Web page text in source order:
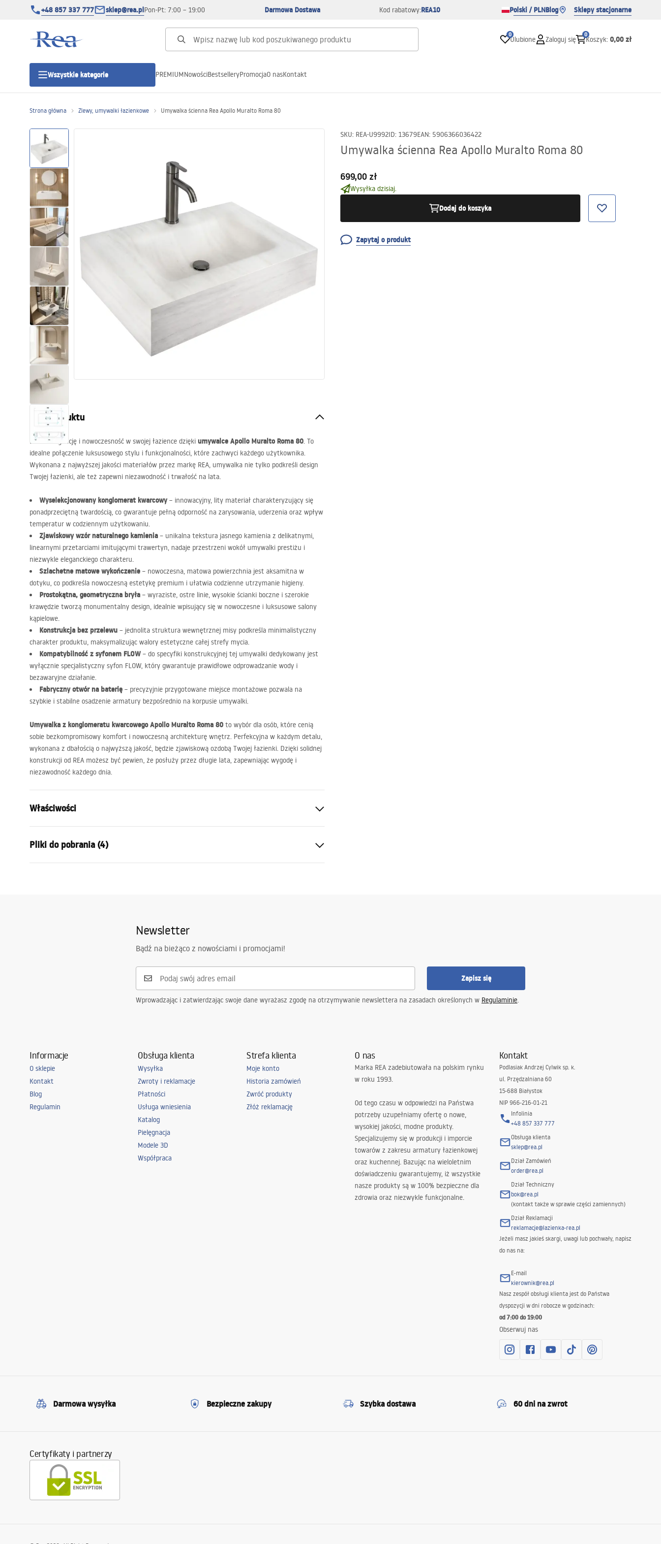
+48 857 337 777 sklep@rea.plPon-Pt: 7:00 – 19:00 Darmowa Dostawa Kod rabatowy:REA10 Polski / PLNBlog Sklepy stacjonarne
0
Ulubione Zaloguj się
0
Koszyk: 0,00 zł
Wszystkie kategorie
Kategorie produktowe
Kabiny prysznicowe
Drzwi prysznicowe
Odpływy liniowe
Toalety, ubikacje
Umywalki
Wanny i parawany
Baterie
Natryski
Kuchnia
Akcesoria i meble łazienkowe
PREMIUMNowościBestselleryPromocjaO nasKontakt
Strona główna Zlewy, umywalki łazienkowe Umywalka ścienna Rea Apollo Muralto Roma 80
SKU: REA-U9992ID: 13679EAN: 5906366036422
Umywalka ścienna Rea Apollo Muralto Roma 80
699,00 zł
Wysyłka dzisiaj.
Dodaj do koszyka
Zapytaj o produkt
Opis produktu
Doceń elegancję i nowoczesność w swojej łazience dzięki umywalce Apollo Muralto Roma 80. To
idealne połączenie luksusowego stylu i funkcjonalności, które zachwyci każdego użytkownika.
Wykonana z najwyższej jakości materiałów przez markę REA, umywalka nie tylko podkreśli design
Twojej łazienki, ale też zapewni niezawodność i trwałość na lata.
Wyselekcjonowany konglomerat kwarcowy– innowacyjny, lity materiał charakteryzujący się
ponadprzeciętną twardością, co gwarantuje pełną odporność na zarysowania, uderzenia oraz wpływ
temperatur w codziennym użytkowaniu.
Zjawiskowy wzór naturalnego kamienia – unikalna tekstura jasnego kamienia z delikatnymi,
linearnymi przetarciami imitującymi trawertyn, nadaje przestrzeni wokół umywalki prestiżu i
niezwykle eleganckiego charakteru.
Szlachetne matowe wykończenie – nowoczesna, matowa powierzchnia jest aksamitna w
dotyku, co podkreśla nowoczesną estetykę premium i ułatwia codzienne utrzymanie higieny.
Prostokątna, geometryczna bryła – wyraziste, ostre linie, wysokie ścianki boczne i szerokie
krawędzie tworzą monumentalny design, idealnie wpisujący się w nowoczesne i luksusowe salony
kąpielowe.
Konstrukcja bez przelewu – jednolita struktura wewnętrznej misy podkreśla minimalistyczny
charakter produktu, maksymalizując walory estetyczne całej strefy mycia.
Kompatybilność z syfonem FLOW– do specyfiki konstrukcyjnej tej umywalki dedykowany jest
wyłącznie specjalistyczny syfon FLOW, który gwarantuje prawidłowe odprowadzanie wody i
bezawaryjne działanie.
Fabryczny otwór na baterię – precyzyjnie przygotowane miejsce montażowe pozwala na
szybkie i stabilne osadzenie armatury bezpośrednio na korpusie umywalki.
Umywalka z konglomeratu kwarcowego Apollo Muralto Roma 80 to wybór dla osób, które cenią
sobie bezkompromisowy komfort i nowoczesną architekturę wnętrz. Perfekcyjna w każdym detalu,
wykonana z dbałością o najwyższą jakość, będzie zjawiskową ozdobą Twojej łazienki. Dzięki solidnej
konstrukcji od REA możesz być pewien, że posłuży przez długie lata, zapewniając wygodę i
niezawodność każdego dnia.
Właściwości
Materiał:
Kolor:
Imitacja kamienia, Szary, Wzór
200
Prostokątna
Nie
Pliki do pobrania (4)
Instrukcja_monta__u_Umywalki_i_
Instrukcja_monta__u_Umywalki_i_
Newsletter
Bądź na bieżąco z nowościami i promocjami!
Zapisz się
Wprowadzając i zatwierdzając swoje dane wyrażasz zgodę na otrzymywanie newslettera na zasadach określonych w Regulaminie.
Informacje
O sklepie
Kontakt
Blog
Regulamin
Obsługa klienta
Wysyłka
Zwroty i reklamacje
Płatności
Usługa wniesienia
Katalog
Pielęgnacja
Modele 3D
Współpraca
Strefa klienta
Moje konto
Historia zamówień
Zwróć produkty
Złóż reklamację
O nas
Marka REA zadebiutowała na polskim rynku
w roku 1993.
Od tego czasu w odpowiedzi na Państwa
potrzeby uzupełniamy ofertę o nowe,
wysokiej jakości, modne produkty.
Specjalizujemy się w produkcji i imporcie
towarów z zakresu armatury łazienkowej
oraz kuchennej. Bazując na wieloletnim
doświadczeniu gwarantujemy, iż wszystkie
nasze produkty są w 100% bezpieczne dla
zdrowia oraz niezwykle funkcjonalne.
Kontakt
Podlasiak Andrzej Cylwik sp. k.
ul. Przędzalniana 60
15-688 Białystok
NIP 966-216-01-21
Infolinia
+48 857 337 777
Obsługa klienta
sklep@rea.pl
Dział Zamówień
order@rea.pl
Dział Techniczny
bok@rea.pl
(kontakt także w sprawie części zamiennych)
Dział Reklamacji
reklamacje@lazienka-rea.pl
Jeżeli masz jakieś skargi, uwagi lub pochwały, napisz
do nas na:
E-mail
kierownik@rea.pl
Nasz zespół obsługi klienta jest do Państwa
dyspozycji w dni robocze w godzinach:
od 7:00 do 19:00
Obserwuj nas
Darmowa wysyłka Bezpieczne zakupy Szybka dostawa 60 dni na zwrot
Certyfikaty i partnerzy